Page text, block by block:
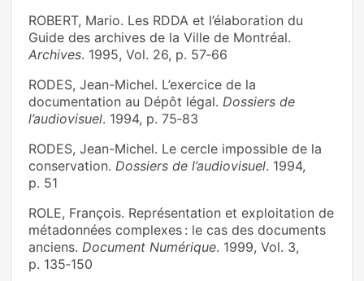
ROBERT, Mario. Les RDDA et l’élaboration du
Guide des archives de la Ville de Montréal.
Archives. 1995, Vol. 26, p. 57‑66
RODES, Jean-Michel. L’exercice de la
documentation au Dépôt légal. Dossiers de
l’audiovisuel. 1994, p. 75‑83
RODES, Jean-Michel. Le cercle impossible de la
conservation. Dossiers de l’audiovisuel. 1994,
p. 51
ROLE, François. Représentation et exploitation de
métadonnées complexes : le cas des documents
anciens. Document Numérique. 1999, Vol. 3,
p. 135‑150